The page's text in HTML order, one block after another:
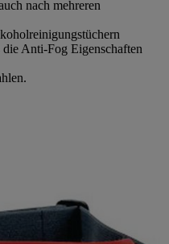
nach mehreren
Anti-Fog Eigenschaften